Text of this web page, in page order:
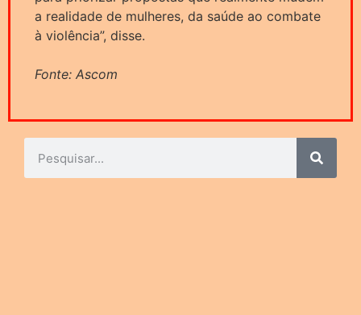
a realidade de mulheres, da saúde ao combate
à violência”, disse.
Fonte: Ascom